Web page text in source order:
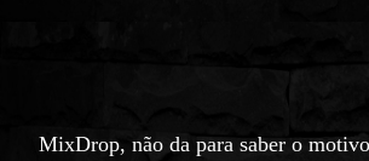
MixDrop, não da para saber o